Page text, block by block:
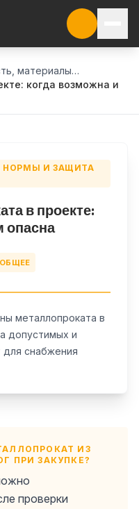
Стоимость, материалы, нормы и защита конструкций
когда возможна и
НОРМЫ И ЗАЩИТА
в проекте:
опасна
ОБЩЕЕ
металлопроката в
допустимых и
для снабжения
ИЗ
ПРИ ЗАКУПКЕ?
проверки